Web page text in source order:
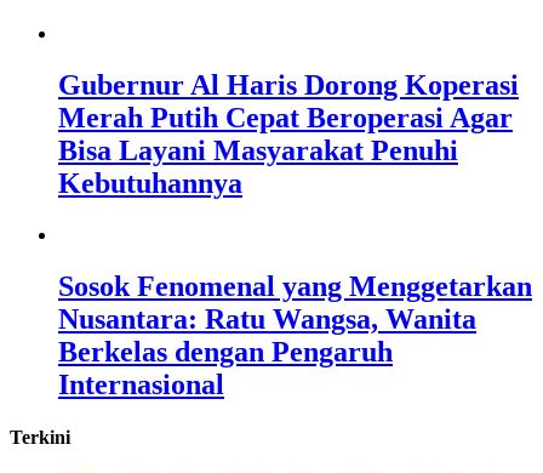
Gubernur Al Haris Dorong Koperasi
Merah Putih Cepat Beroperasi Agar
Bisa Layani Masyarakat Penuhi
Kebutuhannya
Sosok Fenomenal yang Menggetarkan
Nusantara: Ratu Wangsa, Wanita
Berkelas dengan Pengaruh
Internasional
Terkini